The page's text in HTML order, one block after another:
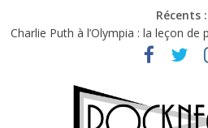
Récents :
Charlie Puth à l’Olympia : la leçon
Festival Triptyque : un nouveau
Hellfest 2026 vendredi : température
Hellfest 2026 jeudi : impossible de